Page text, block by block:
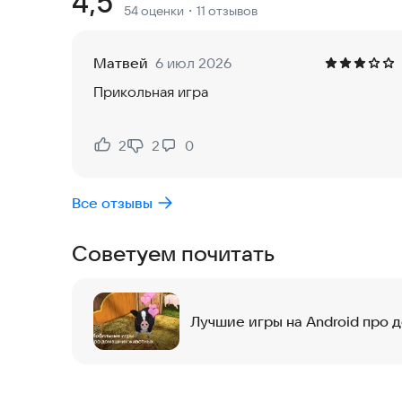
радугу. Наблюдайте, как Bubbu летает над
Они обе дарят Bubbu приятные моменты.
🐣 Выводи и собирай питомцев
Посетите инкубатор и найдите для Bubbu
развивайте яркое королевство питомцев с
🛍️ Салон моды «мяу»
Откройте для себя невероятный выбор
виртуального кота! Превратите Bubbu в
выбора вещей.
54 оценки ・11 отзывов
Матвей 6 июл 2026
Прикольная игра
Нравится:
2
Не нравится:
2 0
Все отзывы
Советуем почитать
Лучшие игры на Android про